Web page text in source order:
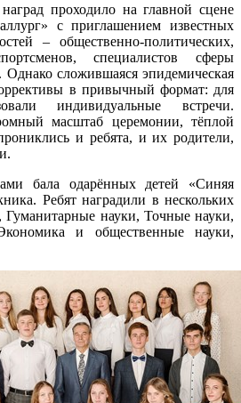
проходило на главной сцене
с приглашением известных
– общественно-политических,
специалистов сферы
Однако сложившаяся эпидемическая
в привычный формат: для
индивидуальные встречи.
масштаб церемонии, тёплой
и ребята, и их родители,
бала одарённых детей «Синяя
Ребят наградили в нескольких
науки, Точные науки,
и общественные науки,